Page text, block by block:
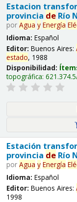
Estacion
provincia deRío
por Agua y Energía
Idioma: Español
Editor: Buenos Aires:
estado, 1988
Disponibilidad:
topográfica:
Estación
provincia deRío
por Agua y Energía
Idioma: Español
Editor: Buenos Aires:
1998